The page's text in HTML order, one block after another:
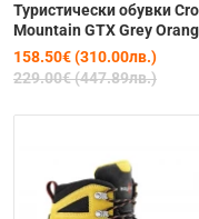
Туристически обувки
Mountain GTX Grey
158.50€ (310.00лв.)
229.00€ (447.89лв.)